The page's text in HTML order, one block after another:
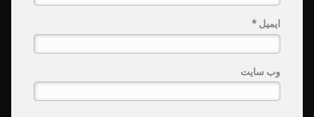
ایمیل *
وب‌ سایت